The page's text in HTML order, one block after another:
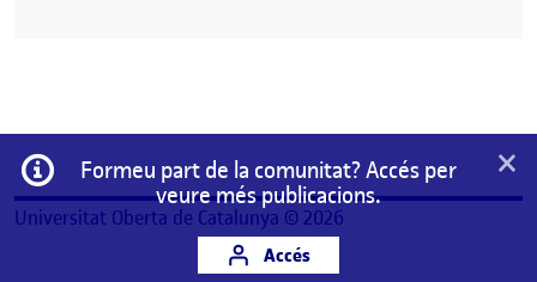
Informació
Formeu part de la comunitat? Accés per
veure més publicacions.
Accés
×
Universitat Oberta de Catalunya © 2026